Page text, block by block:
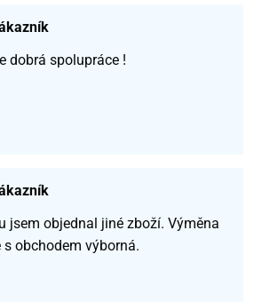
dobrá spolupráce !
jsem objednal jiné zboží. Výměna
obchodem výborná.